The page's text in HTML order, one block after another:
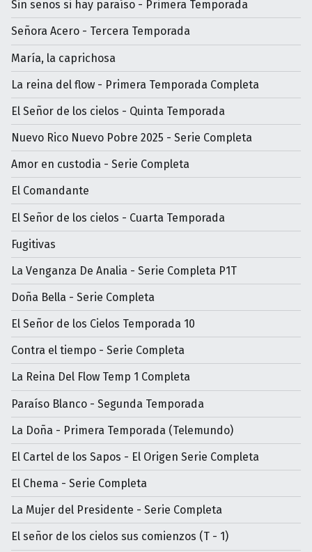
Sin senos si hay paraíso - Primera Temporada
Señora Acero - Tercera Temporada
María, la caprichosa
La reina del flow - Primera Temporada Completa
El Señor de los cielos - Quinta Temporada
Nuevo Rico Nuevo Pobre 2025 - Serie Completa
Amor en custodia - Serie Completa
El Comandante
El Señor de los cielos - Cuarta Temporada
Fugitivas
La Venganza De Analia - Serie Completa P1T
Doña Bella - Serie Completa
El Señor de los Cielos Temporada 10
Contra el tiempo - Serie Completa
La Reina Del Flow Temp 1 Completa
Paraíso Blanco - Segunda Temporada
La Doña - Primera Temporada (Telemundo)
El Cartel de los Sapos - El Origen Serie Completa
El Chema - Serie Completa
La Mujer del Presidente - Serie Completa
El señor de los cielos sus comienzos (T - 1)